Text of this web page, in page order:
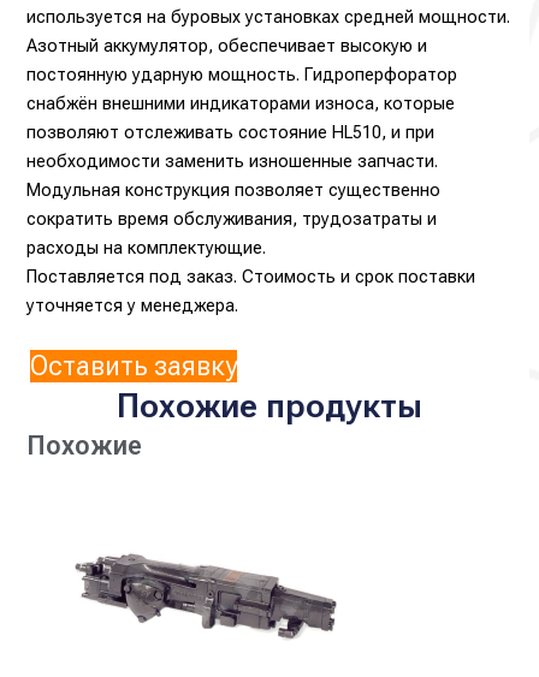
используется на буровых установках средней мощности.
Азотный аккумулятор, обеспечивает высокую и
постоянную ударную мощность. Гидроперфоратор
снабжён внешними индикаторами износа, которые
позволяют отслеживать состояние HL510, и при
необходимости заменить изношенные запчасти.
Модульная конструкция позволяет существенно
сократить время обслуживания, трудозатраты и
расходы на комплектующие.
Поставляется под заказ. Стоимость и срок поставки
уточняется у менеджера.
Оставить заявку
Похожие продукты
Похожие